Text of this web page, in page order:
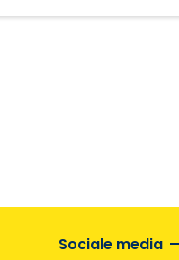
Sociale media